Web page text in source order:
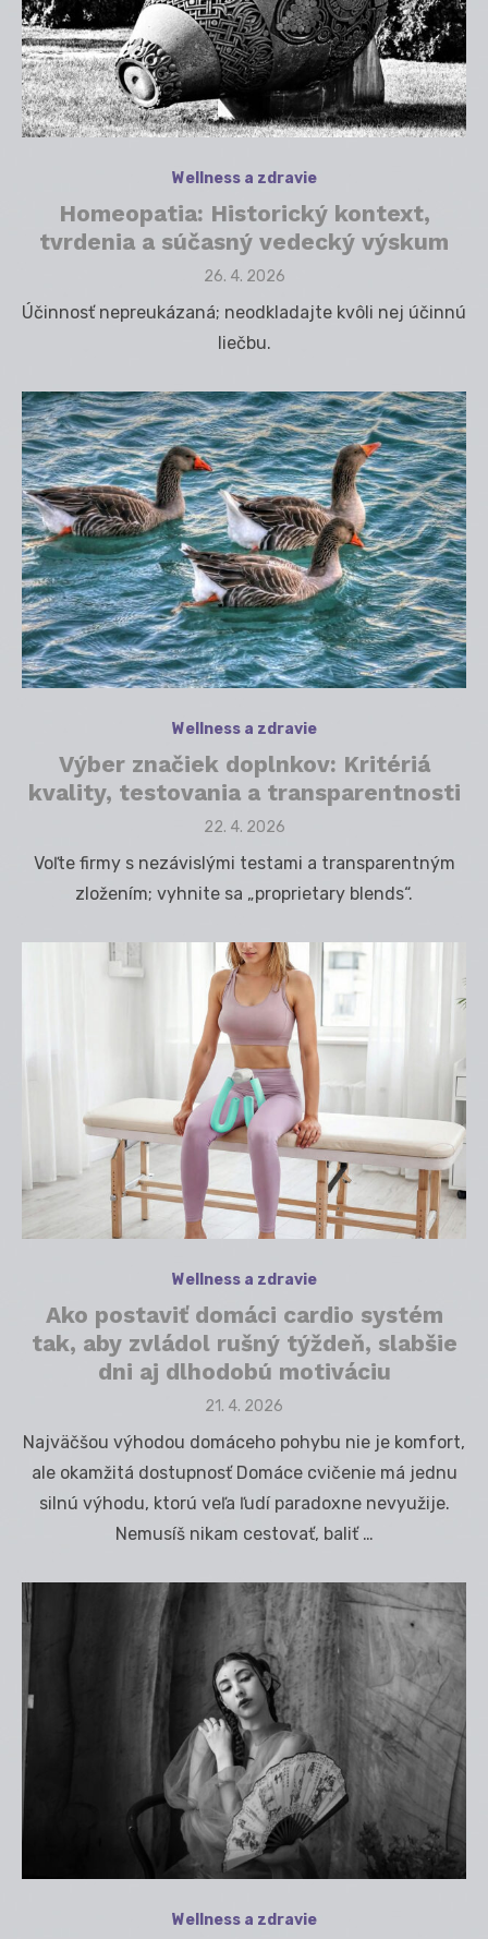
Wellness a zdravie
Homeopatia: Historický kontext,
tvrdenia a súčasný vedecký výskum
Posted
26. 4. 2026
Účinnosť nepreukázaná; neodkladajte kvôli nej účinnú
liečbu.
Wellness a zdravie
Výber značiek doplnkov: Kritériá
kvality, testovania a transparentnosti
Posted
22. 4. 2026
Voľte firmy s nezávislými testami a transparentným
zložením; vyhnite sa „proprietary blends“.
Wellness a zdravie
Ako postaviť domáci cardio systém
tak, aby zvládol rušný týždeň, slabšie
dni aj dlhodobú motiváciu
Posted
21. 4. 2026
Najväčšou výhodou domáceho pohybu nie je komfort,
ale okamžitá dostupnosť Domáce cvičenie má jednu
silnú výhodu, ktorú veľa ľudí paradoxne nevyužije.
Nemusíš nikam cestovať, baliť …
Wellness a zdravie